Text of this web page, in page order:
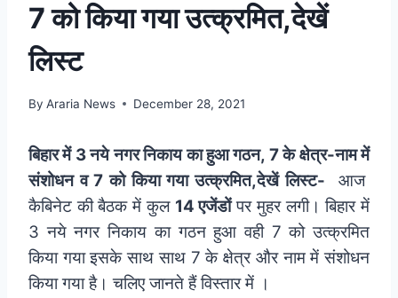
7 को किया गया उत्क्रमित,देखें
लिस्ट
By Araria News December 28, 2021
बिहार में 3 नये नगर निकाय का हुआ गठन, 7 के क्षेत्र-नाम में
संशोधन व 7 को किया गया उत्क्रमित,देखें लिस्ट- आज
कैबिनेट की बैठक में कुल 14 एजेंडोंपर मुहर लगी। बिहार में
3 नये नगर निकाय का गठन हुआ वही 7 को उत्क्रमित
किया गया इसके साथ साथ 7 के क्षेत्र और नाम में संशोधन
किया गया है। चलिए जानते हैं विस्तार में ।